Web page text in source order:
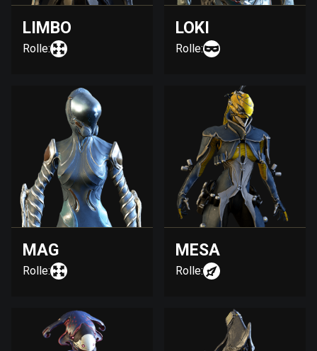
LIMBO
Rolle:
LOKI
Rolle:
MAG
Rolle:
MESA
Rolle: